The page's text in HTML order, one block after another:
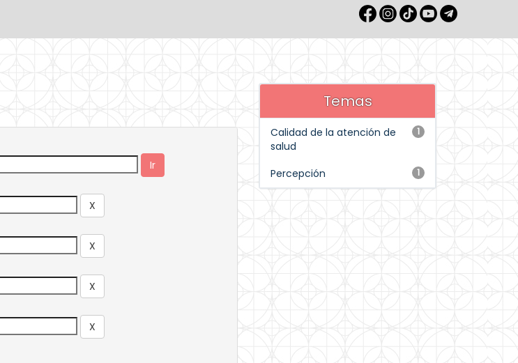
Temas
1
Calidad de la atención de
salud
1
Percepción